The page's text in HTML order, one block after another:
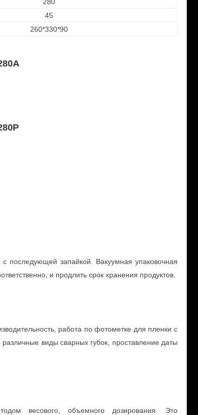
45
260*330*90
последующей запайкой. Вакуумная упаковочная
и продлить срок хранения продуктов.
работа по фотометке для пленки с
виды сварных губок, проставление даты
весового, объемного дозирования. Это